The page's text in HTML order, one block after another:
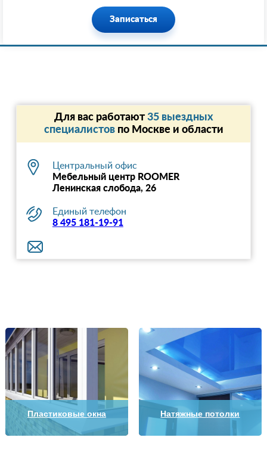
Записаться
Для вас работают35 выездных
специалистовпо Москве и области
Центральный офис
Мебельный центр ROOMER
Ленинская слобода, 26
Единый телефон
8 495 181-19-91
Пластиковые окна Натяжные потолки